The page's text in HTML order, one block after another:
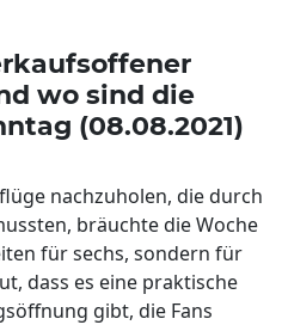
wo sind die
(08.08.2021)
nachzuholen, die durch
bräuchte die Woche
für sechs, sondern für
dass es eine praktische
gibt, die Fans